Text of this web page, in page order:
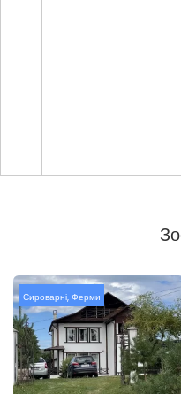
Сироварні, Ферми